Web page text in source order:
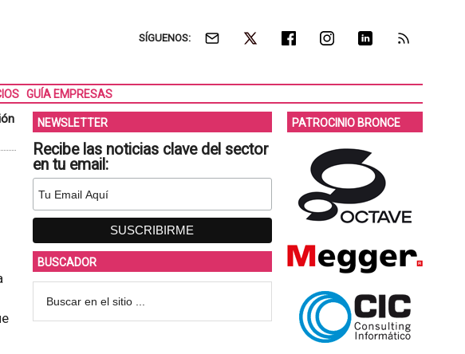
SÍGUENOS:
GUÍA EMPRESAS
NEWSLETTER
Recibe las noticias clave del sector
en tu email:
BUSCADOR
PATROCINIO BRONCE